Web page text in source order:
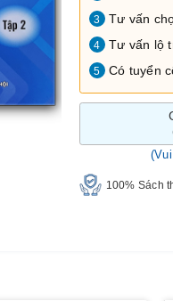
3 Tư vấn
4 Tư vấn lộ
5 Có tuyển
100% Sách